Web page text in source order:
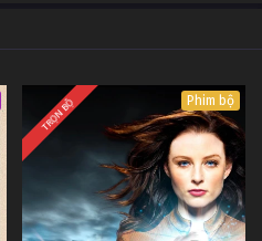
TRỌN BỘ Phim bộ